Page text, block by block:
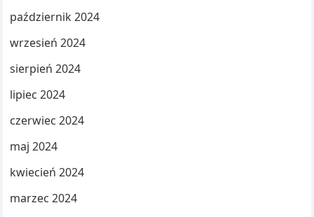
październik 2024
wrzesień 2024
sierpień 2024
lipiec 2024
czerwiec 2024
maj 2024
kwiecień 2024
marzec 2024